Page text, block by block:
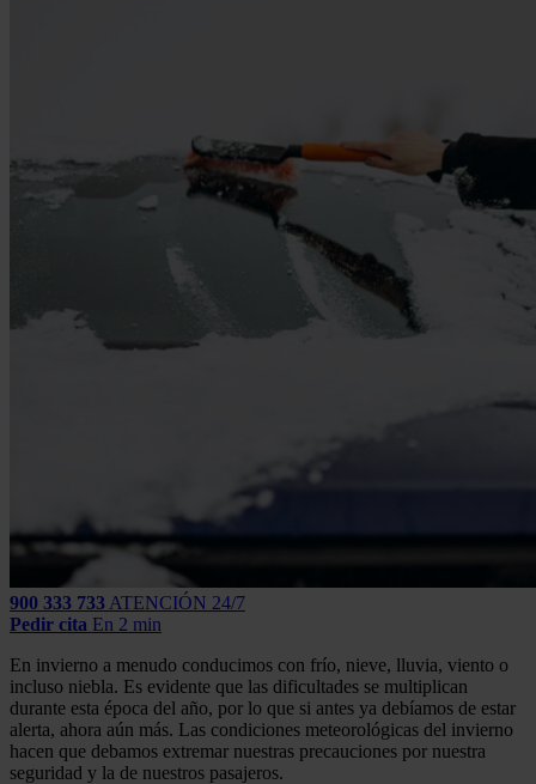
900 333 733 ATENCIÓN 24/7
Pedir cita En 2 min
En invierno a menudo conducimos con frío, nieve, lluvia, viento o
incluso niebla. Es evidente que las dificultades se multiplican
durante esta época del año, por lo que si antes ya debíamos de estar
alerta, ahora aún más. Las condiciones meteorológicas del invierno
hacen que debamos extremar nuestras precauciones por nuestra
seguridad y la de nuestros pasajeros.